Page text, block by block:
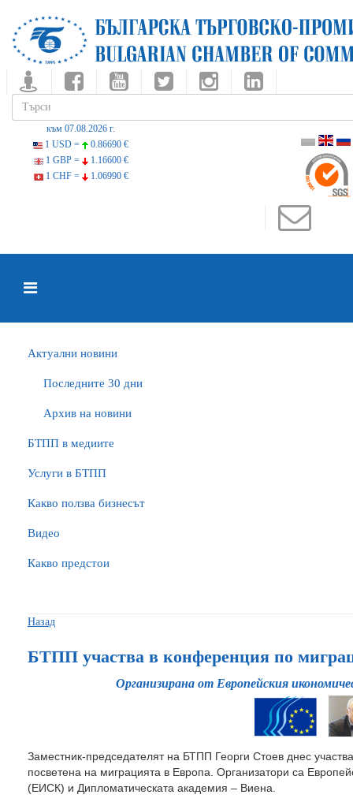
към 07.08.2026 г.
1 USD =
0.86690 €
1 GBP =
1.16600 €
1 CHF =
1.06990 €
Актуални новини
Последните 30 дни
Архив на новини
БTПП в медиите
Услуги в БТПП
Какво ползва бизнесът
Видео
Какво предстои
Назад
БТПП участва в конференция по
Организирана от Европейския
Заместник-председателят на БТПП Георги Стоев днес
посветена на миграцията в Европа. Организатори са
(ЕИСК) и Дипломатическата академия – Виена.